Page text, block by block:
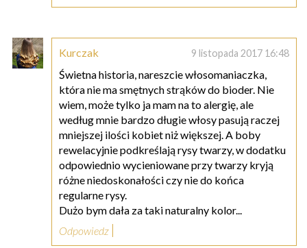
Kurczak 9 listopada 2017 16:48
Świetna historia, nareszcie włosomaniaczka,
która nie ma smętnych strąków do bioder. Nie
wiem, może tylko ja mam na to alergię, ale
według mnie bardzo długie włosy pasują raczej
mniejszej ilości kobiet niż większej. A boby
rewelacyjnie podkreślają rysy twarzy, w dodatku
odpowiednio wycieniowane przy twarzy kryją
różne niedoskonałości czy nie do końca
regularne rysy.
Dużo bym dała za taki naturalny kolor...
Odpowiedz